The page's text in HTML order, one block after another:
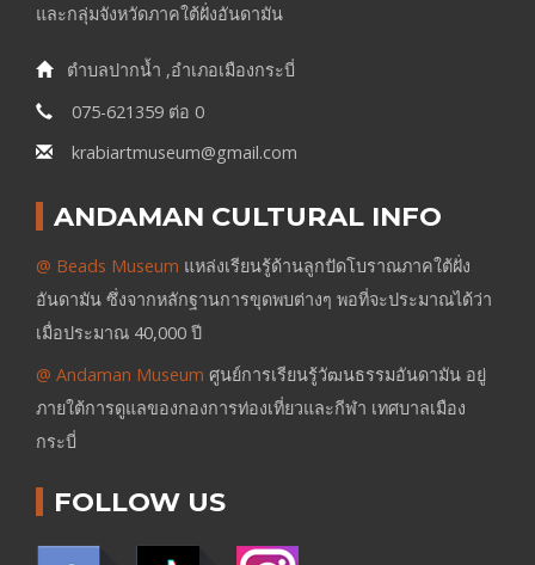
และกลุ่มจังหวัดภาคใต้ฝั่งอันดามัน
ตำบลปากน้ำ ,อำเภอเมืองกระบี่
075-621359 ต่อ 0
krabiartmuseum@gmail.com
ANDAMAN CULTURAL INFO
@ Beads Museum แหล่งเรียนรู้ด้านลูกปัดโบราณภาคใต้ฝั่ง
อันดามัน ซึ่งจากหลักฐานการขุดพบต่างๆ พอที่จะประมาณได้ว่า
เมื่อประมาณ 40,000 ปี
@ Andaman Museum ศูนย์การเรียนรู้วัฒนธรรมอันดามัน อยู่
ภายใต้การดูแลของกองการท่องเที่ยวและกีฬา เทศบาลเมือง
กระบี่
FOLLOW US